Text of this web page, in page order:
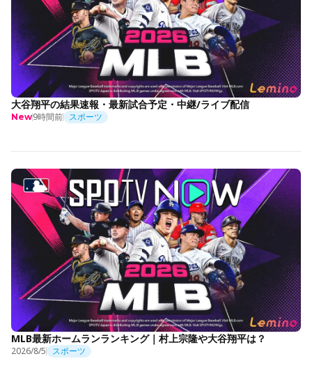
大谷翔平の結果速報・最新試合予定・中継/ライブ配信
New9時間前 スポーツ
MLB最新ホームランランキング｜村上宗隆や大谷翔平は？
2026/8/5 スポーツ